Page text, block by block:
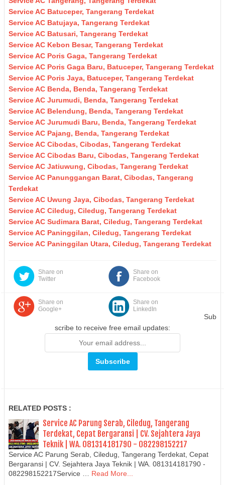
Service AC Batuceper, Tangerang Terdekat
Service AC Batujaya, Tangerang Terdekat
Service AC Batusari, Tangerang Terdekat
Service AC Kebon Besar, Tangerang Terdekat
Service AC Poris Gaga, Tangerang Terdekat
Service AC Poris Gaga Baru, Batuceper, Tangerang Terdekat
Service AC Poris Jaya, Batuceper, Tangerang Terdekat
Service AC Benda, Benda, Tangerang Terdekat
Service AC Jurumudi, Benda, Tangerang Terdekat
Service AC Belendung, Benda, Tangerang Terdekat
Service AC Jurumudi Baru, Benda, Tangerang Terdekat
Service AC Pajang, Benda, Tangerang Terdekat
Service AC Cibodas, Cibodas, Tangerang Terdekat
Service AC Cibodas Baru, Cibodas, Tangerang Terdekat
Service AC Jatiuwung, Cibodas, Tangerang Terdekat
Service AC Panunggangan Barat, Cibodas, Tangerang
Terdekat
Service AC Uwung Jaya, Cibodas, Tangerang Terdekat
Service AC Ciledug, Ciledug, Tangerang Terdekat
Service AC Sudimara Barat, Ciledug, Tangerang Terdekat
Service AC Paninggilan, Ciledug, Tangerang Terdekat
Service AC Paninggilan Utara, Ciledug, Tangerang Terdekat
Share on
Facebook
Share on
Twitter
Share on
Google+
Share on
LinkedIn
Sub
scribe to receive free email updates:
RELATED POSTS :
Service AC Parung Serab, Ciledug, Tangerang
Terdekat, Cepat Bergaransi | CV. Sejahtera Jaya
Teknik | WA. 081314181790 - 082298152217
Service AC Parung Serab, Ciledug, Tangerang Terdekat, Cepat
Bergaransi | CV. Sejahtera Jaya Teknik | WA. 081314181790 -
082298152217Service …
Read More...